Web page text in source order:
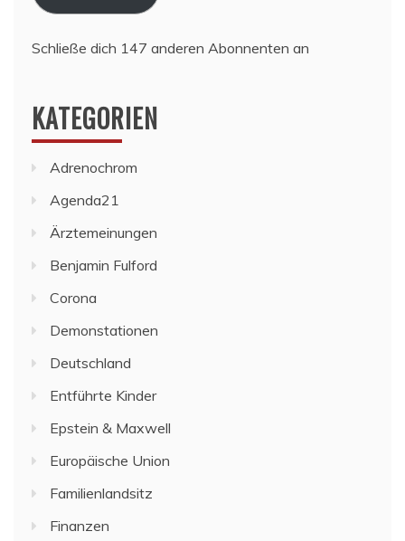
Schließe dich 147 anderen Abonnenten an
KATEGORIEN
Adrenochrom
Agenda21
Ärztemeinungen
Benjamin Fulford
Corona
Demonstationen
Deutschland
Entführte Kinder
Epstein & Maxwell
Europäische Union
Familienlandsitz
Finanzen